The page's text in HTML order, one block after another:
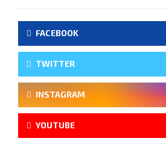
FACEBOOK
TWITTER
INSTAGRAM
YOUTUBE